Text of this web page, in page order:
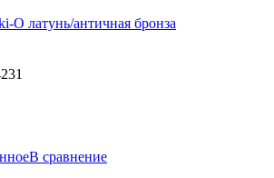
O латунь/античная бронза
В сравнение